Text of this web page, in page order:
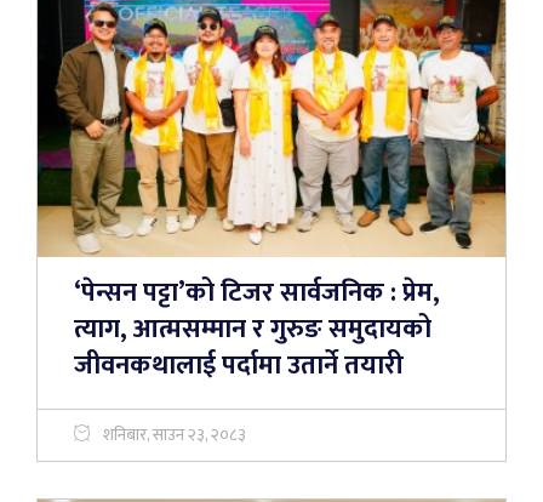
‘पेन्सन पट्टा’को टिजर सार्वजनिक : प्रेम,
त्याग, आत्मसम्मान र गुरुङ समुदायको
जीवनकथालाई पर्दामा उतार्ने तयारी
शनिबार, साउन २३, २०८३